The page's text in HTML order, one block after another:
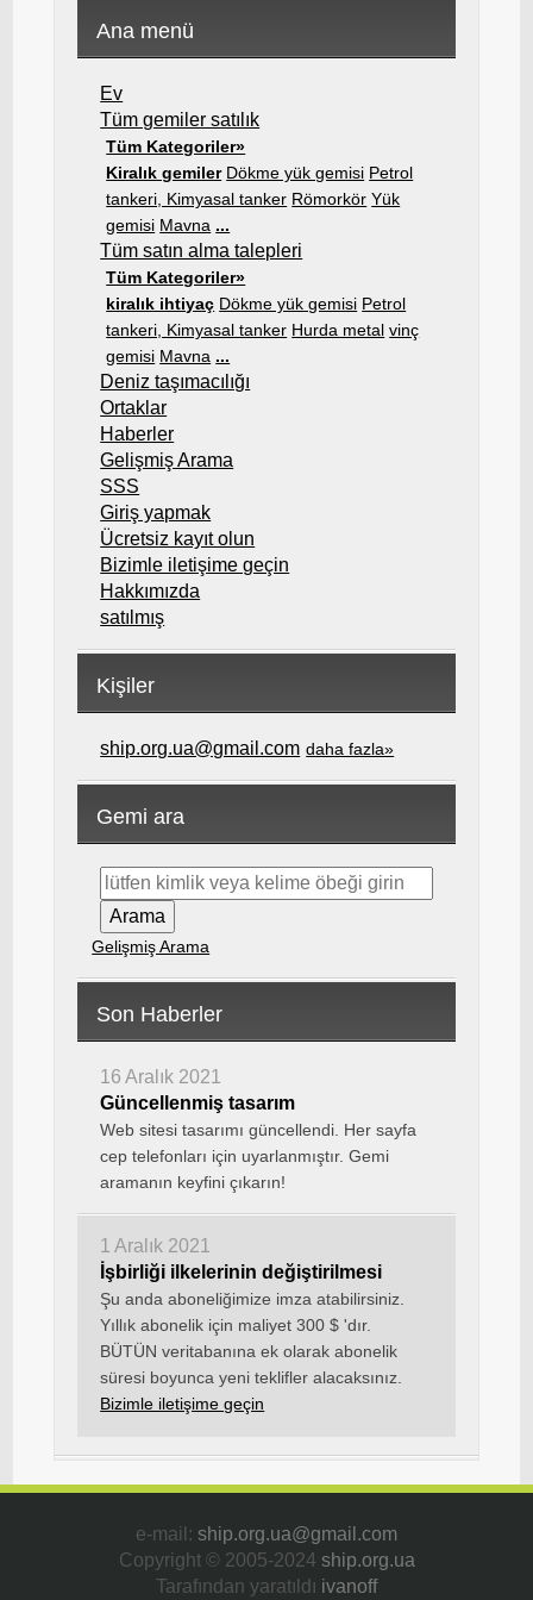
Ana menü
Ev
Tüm gemiler satılık
Tüm Kategoriler»
Kiralık gemiler Dökme yük gemisi Petrol
tankeri, Kimyasal tanker Römorkör Yük
gemisi Mavna ...
Tüm satın alma talepleri
Tüm Kategoriler»
kiralık ihtiyaç Dökme yük gemisi Petrol
tankeri, Kimyasal tanker Hurda metal vinç
gemisi Mavna ...
Deniz taşımacılığı
Ortaklar
Haberler
Gelişmiş Arama
SSS
Giriş yapmak
Ücretsiz kayıt olun
Bizimle iletişime geçin
Hakkımızda
satılmış
Kişiler
ship.org.ua@gmail.com daha fazla»
Gemi ara
Gelişmiş Arama
Son Haberler
16 Aralık 2021
Güncellenmiş tasarım
Web sitesi tasarımı güncellendi. Her sayfa
cep telefonları için uyarlanmıştır. Gemi
aramanın keyfini çıkarın!
1 Aralık 2021
İşbirliği ilkelerinin değiştirilmesi
Şu anda aboneliğimize imza atabilirsiniz.
Yıllık abonelik için maliyet 300 $ 'dır.
BÜTÜN veritabanına ek olarak abonelik
süresi boyunca yeni teklifler alacaksınız.
Bizimle iletişime geçin
e-mail: ship.org.ua@gmail.com
Copyright © 2005-2024 ship.org.ua
Tarafından yaratıldı ivanoff